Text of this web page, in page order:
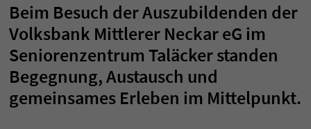
Beim Besuch der Auszubildenden der
Volksbank Mittlerer Neckar eG im
Seniorenzentrum Taläcker standen
Begegnung, Austausch und
gemeinsames Erleben im Mittelpunkt.